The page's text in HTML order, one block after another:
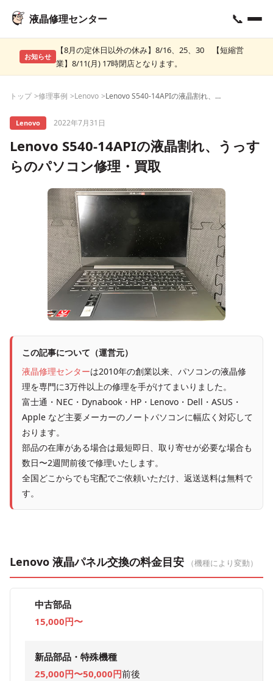
液晶修理センター 📞
お知らせ
【8月の定休日以外の休み】8/16、25、30 【短縮営
業】8/11(月) 17時閉店となります。
トップ 修理事例 Lenovo Lenovo S540-14APIの液晶割れ、うっすらのパソコン修理・買取
Lenovo 2022年7月31日
Lenovo S540-14APIの液晶割れ、うっす
らのパソコン修理・買取
この記事について（運営元）
液晶修理センターは2010年の創業以来、パソコンの液晶修
理を専門に3万件以上の修理を手がけてまいりました。
富士通・NEC・Dynabook・HP・Lenovo・Dell・ASUS・
Apple など主要メーカーのノートパソコンに幅広く対応して
おります。
部品の在庫がある場合は最短即日、取り寄せが必要な場合も
数日〜2週間前後で修理いたします。
全国どこからでも宅配でご依頼いただけ、返送送料は無料で
す。
Lenovo 液晶パネル交換の料金目安 （機種により変動）
中古部品
15,000円〜
新品部品・特殊機種
25,000円〜50,000円前後